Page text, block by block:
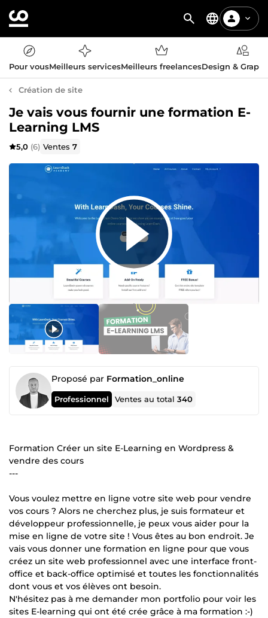
Pour vousMeilleurs servicesMeilleurs freelancesDesign &
Création de site
Je vais vous fournir une formation E-
Learning LMS
5,0 (6) Ventes7
Proposé par Formation_online
Professionnel Ventes au total340
Formation Créer un site E-Learning en Wordpress &
vendre des cours
---
Vous voulez mettre en ligne votre site web pour vendre
vos cours ? Alors ne cherchez plus, je suis formateur et
développeur professionnelle, je peux vous aider pour la
mise en ligne de votre site ! Vous êtes au bon endroit. Je
vais vous donner une formation en ligne pour que vous
créez un site web professionnel avec une interface front-
office et back-office optimisé et toutes les fonctionnalités
dont vous et vos élèves ont besoin.
N'hésitez pas à me demander mon portfolio pour voir les
sites E-learning qui ont été crée grâce à ma formation :-)